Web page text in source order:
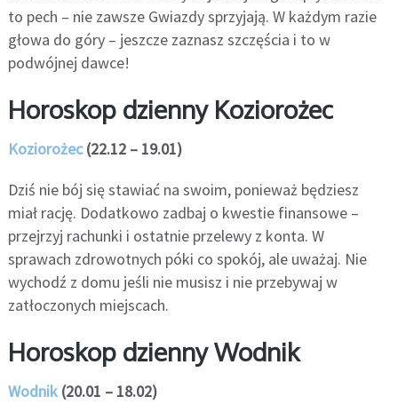
to pech – nie zawsze Gwiazdy sprzyjają. W każdym razie
głowa do góry – jeszcze zaznasz szczęścia i to w
podwójnej dawce!
Horoskop dzienny Koziorożec
Koziorożec(22.12 – 19.01)
Dziś nie bój się stawiać na swoim, ponieważ będziesz
miał rację. Dodatkowo zadbaj o kwestie finansowe –
przejrzyj rachunki i ostatnie przelewy z konta. W
sprawach zdrowotnych póki co spokój, ale uważaj. Nie
wychodź z domu jeśli nie musisz i nie przebywaj w
zatłoczonych miejscach.
Horoskop dzienny Wodnik
Wodnik(20.01 – 18.02)